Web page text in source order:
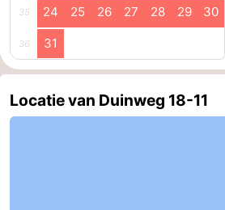
35 24 25 26 27 28 29 30
36 31
Locatie van Duinweg 18-11